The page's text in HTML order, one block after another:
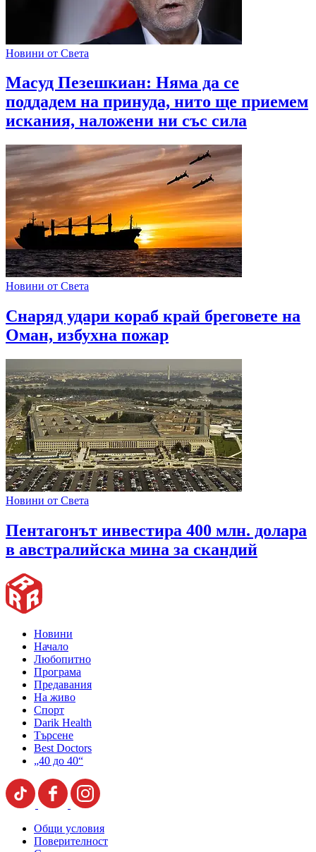
Новини от Света
Масуд Пезешкиан: Няма да се
поддадем на принуда, нито ще приемем
искания, наложени ни със сила
Новини от Света
Снаряд удари кораб край бреговете на
Оман, избухна пожар
Новини от Света
Пентагонът инвестира 400 млн. долара
в австралийска мина за скандий
Новини
Начало
Любопитно
Програма
Предавания
На живо
Спорт
Darik Health
Търсене
Best Doctors
„40 до 40“
Общи условия
Поверителност